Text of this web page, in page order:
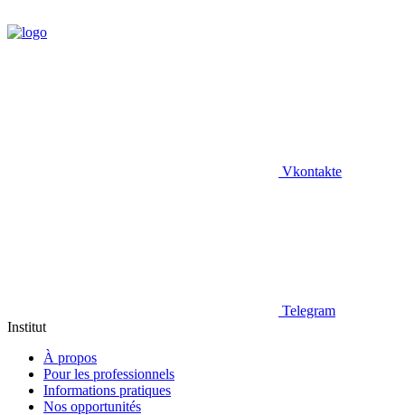
Vkontakte
Telegram
Institut
À propos
Pour les professionnels
Informations pratiques
Nos opportunités